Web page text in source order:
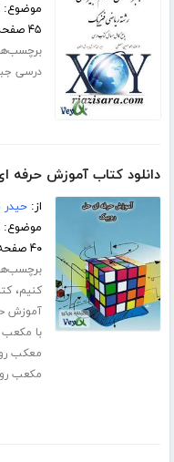
موضوع:
۴۵ صفحه
درسی
دانلود کتاب آموزش
از:
موضوع:
۴۰ صفحه
کنیم،
آموزش
با
معکب
مکعب